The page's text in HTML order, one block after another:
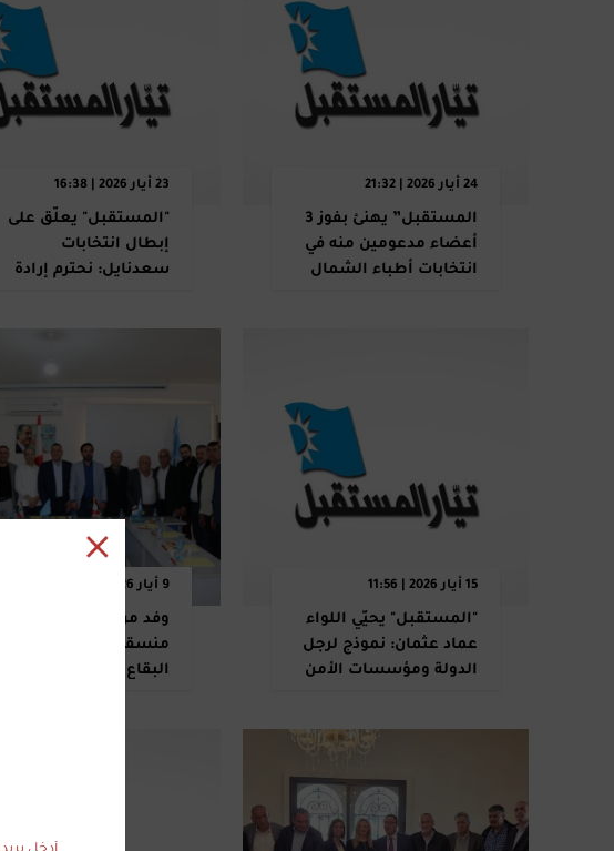
24 أيار 2026 | 21:32
المستقبل” يهنئ بفوز 3
أعضاء مدعومين منه في
انتخابات أطباء الشمال
23 أيار 2026 | 16:38
"المستقبل" يعلّق على
إبطال انتخابات
سعدنايل: نحترم إرادة
15 أيار 2026 | 11:56
"المستقبل" يحيّي اللواء
عماد عثمان: نموذج لرجل
الدولة ومؤسسات الأمن
9 أيار 2026 | 20:29
وفد من "التقدمي" يزور
منسقية "المستقبل" في
البقاع الغربي وراشيا